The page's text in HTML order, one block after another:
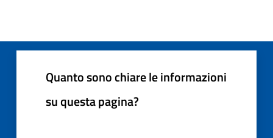
Quanto sono chiare le informazioni
su questa pagina?